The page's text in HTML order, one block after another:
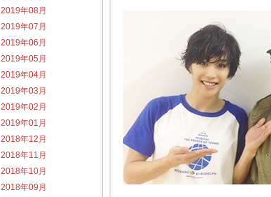
2019年08月
2019年07月
2019年06月
2019年05月
2019年04月
2019年03月
2019年02月
2019年01月
2018年12月
2018年11月
2018年10月
2018年09月